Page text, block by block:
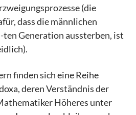
(die
dass die männlichen
ten Generation aussterben, ist
finden sich eine Reihe
deren Verständnis der
Höheres unter